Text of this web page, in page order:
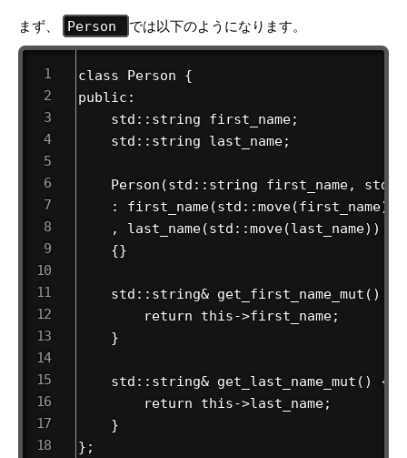
まず、 Person では以下のようになります。
class Person {
public:
    std::string first_name;
    std::string last_name;
Person(std::string first_name,
    : first_name(std::move(first_name))
    , last_name(std::move(last_name))
    {}
    std::string& get_first_name_mut() {
        return this->first_name;
    }
    std::string& get_last_name_mut() {
        return this->last_name;
    }
};